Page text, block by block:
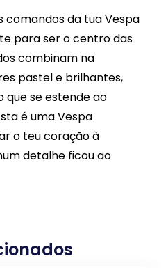
comandos da tua Vespa
para ser o centro das
combinam na
pastel e brilhantes,
que se estende ao
é uma Vespa
o teu coração à
detalhe ficou ao